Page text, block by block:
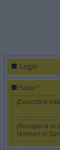
Login
Push2P
¡Descubre
¡Recupera el
Women in